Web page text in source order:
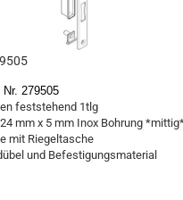
279505
fest­ste­hend 1tlg
mm x 5 mm Inox Boh­rung
mit Rie­gel­ta­sche
und Be­fes­ti­gungs­ma­te­ri­al